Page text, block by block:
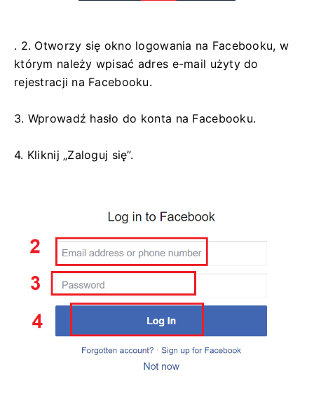
. 2. Otworzy się okno logowania na Facebooku, w
którym należy wpisać adres e-mail użyty do
rejestracji na Facebooku.
3. Wprowadź hasło do konta na Facebooku.
4. Kliknij „Zaloguj się”.